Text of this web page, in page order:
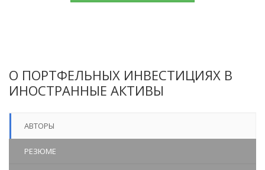
О ПОРТФЕЛЬНЫХ ИНВЕСТИЦИЯХ В
ИНОСТРАННЫЕ АКТИВЫ
АВТОРЫ
РЕЗЮМЕ